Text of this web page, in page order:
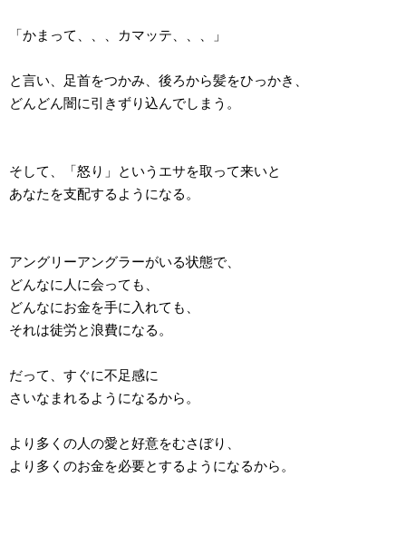
「かまって、、、カマッテ、、、」
と言い、足首をつかみ、後ろから髪をひっかき、
どんどん闇に引きずり込んでしまう。
そして、「怒り」というエサを取って来いと
あなたを支配するようになる。
アングリーアングラーがいる状態で、
どんなに人に会っても、
どんなにお金を手に入れても、
それは徒労と浪費になる。
だって、すぐに不足感に
さいなまれるようになるから。
より多くの人の愛と好意をむさぼり、
より多くのお金を必要とするようになるから。